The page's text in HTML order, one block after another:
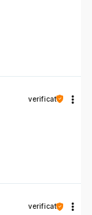
verificat
verificat